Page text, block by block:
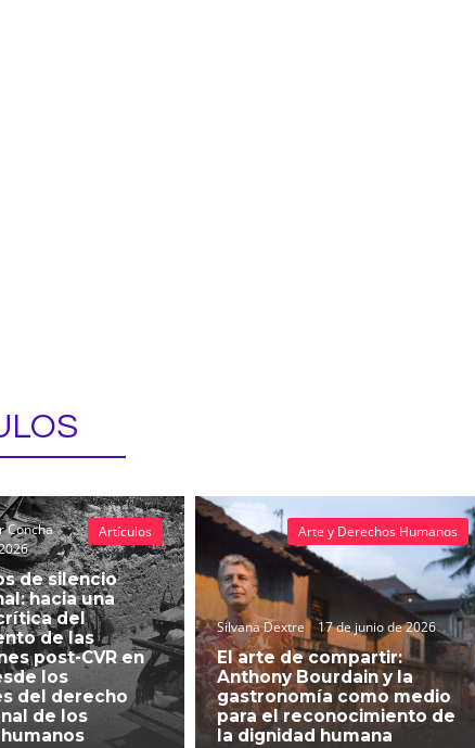
Concha
de silencio
hacia una
del
de las
post-CVR en
los
del derecho
de los
Artículos
Silvana Dextre 17 de junio de 2026
El arte de compartir:
Anthony Bourdain y la
gastronomía como medio
para el reconocimiento de
la dignidad humana
Arte y Derechos Humanos